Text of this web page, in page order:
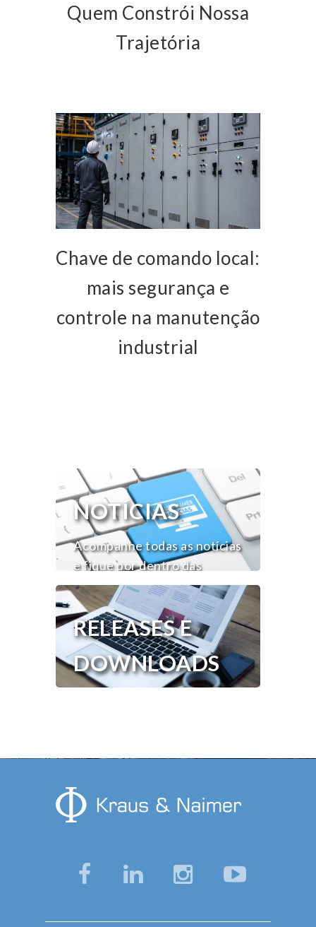
Quem Constrói Nossa
Trajetória
Chave de comando local:
mais segurança e
controle na manutenção
industrial
NOTÍCIAS
Acompanhe todas as notícias
e fique por dentro das
novidades Kraus & Naimer.
RELEASES E
DOWNLOADS
mundo.